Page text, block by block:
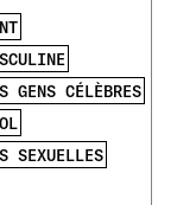
GENS CÉLÈBRES
SEXUELLES